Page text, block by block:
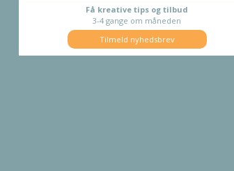
Få kreative tips og tilbud
3-4 gange om måneden
Tilmeld nyhedsbrev